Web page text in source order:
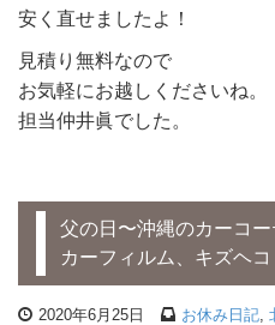
安く直せましたよ！
見積り無料なので
お気軽にお越しくださいね。
担当仲井眞でした。
父の日〜沖縄のカーコ
カーフィルム、キズヘ
2020年6月25日 お休み日記